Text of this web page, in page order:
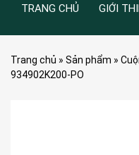
TRANG CHỦ GIỚI
Trang chủ » Sản phẩm »
934902K200-PO